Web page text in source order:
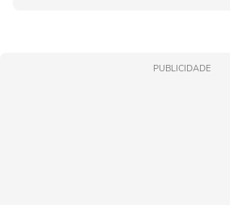
PUBLICIDADE